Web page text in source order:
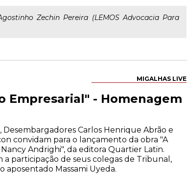
Zechin Pereira (LEMOS Advocacia Para
MIGALHAS LIVE
Empresarial" - Homenagem
Carlos Henrique Abrão e
convidam para o lançamento da obra "A
Andrighi", da editora Quartier Latin.
participação de seus colegas de Tribunal,
aposentado Massami Uyeda.